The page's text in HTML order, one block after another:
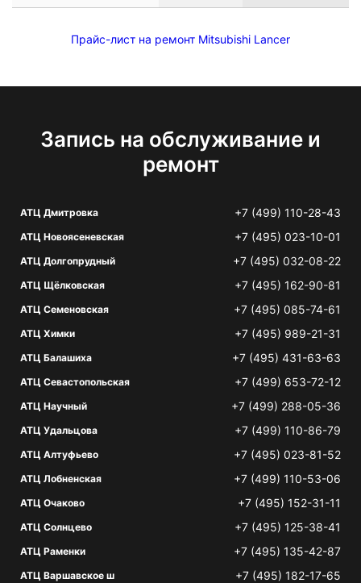
Прайс-лист на ремонт Mitsubishi Lancer
Запись на обслуживание и
ремонт
АТЦ Дмитровка +7 (499) 110-28-43
АТЦ Новоясеневская +7 (495) 023-10-01
АТЦ Долгопрудный +7 (495) 032-08-22
АТЦ Щёлковская +7 (495) 162-90-81
АТЦ Семеновская +7 (495) 085-74-61
АТЦ Химки +7 (495) 989-21-31
АТЦ Балашиха +7 (495) 431-63-63
АТЦ Севастопольская +7 (499) 653-72-12
АТЦ Научный +7 (499) 288-05-36
АТЦ Удальцова +7 (499) 110-86-79
АТЦ Алтуфьево +7 (495) 023-81-52
АТЦ Лобненская +7 (499) 110-53-06
АТЦ Очаково +7 (495) 152-31-11
АТЦ Солнцево +7 (495) 125-38-41
АТЦ Раменки +7 (495) 135-42-87
АТЦ Варшавское ш +7 (495) 182-17-65